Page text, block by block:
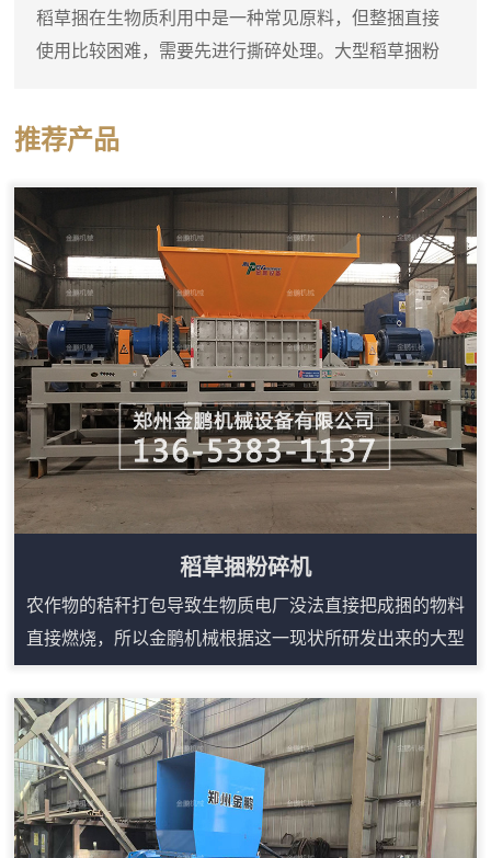
以连接料仓或人工喂入，粗木屑进入粉碎腔后，在高
速转子的冲击下迅速破碎，细粉...
稻草捆在生物质利用中是一种常见原料，但整捆直接
使用比较困难，需要先进行撕碎处理。大型稻草捆粉
碎刀片把稻草捆打散并撕成短丝状。设备料斗尺寸较
大，能够容纳整捆稻草，减少了人工预处理的工作
量。这台撕碎机的工作部分由两根平行刀轴组成，刀
轴上装有多个合金撕碎刀片。稻草捆进入料斗后，在
重力作用下落到刀轴上，双轴相...
推荐产品
稻草捆粉碎机
农作物的秸秆打包导致生物质电厂没法直接把成捆的物料
直接燃烧，所以金鹏机械根据这一现状所研发出来的大型
稻草粉碎机就能很简单的解决这些问题。稻草捆粉碎机在
吸收多种粉碎机设备优点的基础上，充分运用冲击、剪
切、相互挤压、研磨等理论精心研制出来的，稻草捆粉碎
机主要用于粉碎各类稻草，该设备的特点是采用双电机、
减速机来进行驱动双棍进行剪切粉碎，产量相比传统的铡
草机要高。稻草捆粉碎机构造：1、破碎机主体设备...